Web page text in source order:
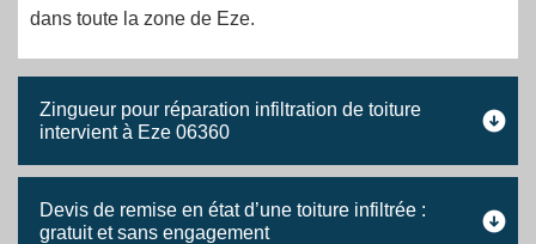
dans toute la zone de Eze.
Zingueur pour réparation infiltration de toiture
intervient à Eze 06360
Devis de remise en état d’une toiture infiltrée :
gratuit et sans engagement